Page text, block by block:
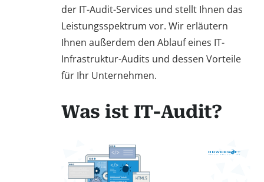
der IT-Audit-Services und stellt Ihnen das
Leistungsspektrum vor. Wir erläutern
Ihnen außerdem den Ablauf eines IT-
Infrastruktur-Audits und dessen Vorteile
für Ihr Unternehmen.
Was ist IT-Audit?